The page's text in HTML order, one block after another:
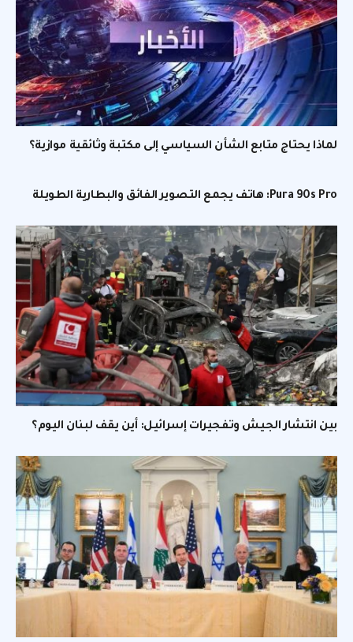
لماذا يحتاج متابع الشأن السياسي إلى مكتبة وثائقية موازية؟
Pura 90s Pro: هاتف يجمع التصوير الفائق والبطارية الطويلة
بين انتشار الجيش وتفجيرات إسرائيل: أين يقف لبنان اليوم؟